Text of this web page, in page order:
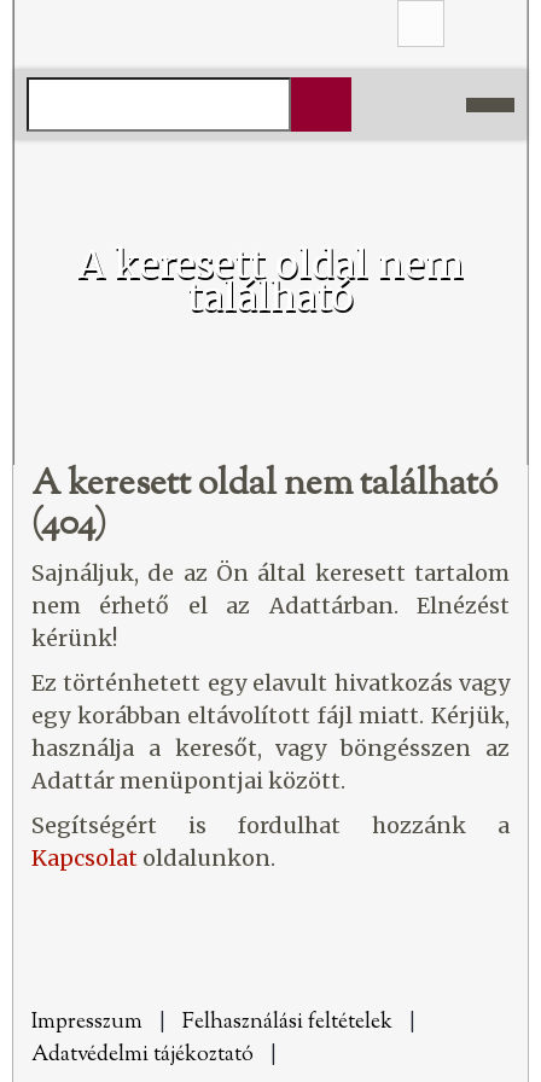
A keresett oldal nem
található
A keresett oldal nem található
(404)
Sajnáljuk, de az Ön által keresett tartalom
nem érhető el az Adattárban. Elnézést
kérünk!
Ez történhetett egy elavult hivatkozás vagy
egy korábban eltávolított fájl miatt. Kérjük,
használja a keresőt, vagy böngésszen az
Adattár menüpontjai között.
Segítségért is fordulhat hozzánk a
Kapcsolat oldalunkon.
Impresszum Felhasználási feltételek
Adatvédelmi tájékoztató